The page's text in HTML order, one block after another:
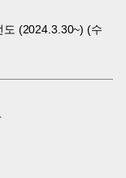
도 (2024.3.30~) (수